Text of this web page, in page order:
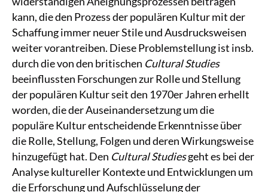
kann, die den Prozess der populären Kultur mit der
Schaffung immer neuer Stile und Ausdrucksweisen
weiter vorantreiben. Diese Problemstellung ist insb.
durch die von den britischen Cultural Studies
beeinflussten Forschungen zur Rolle und Stellung
der populären Kultur seit den 1970er Jahren erhellt
worden, die der Auseinandersetzung um die
populäre Kultur entscheidende Erkenntnisse über
die Rolle, Stellung, Folgen und deren Wirkungsweise
hinzugefügt hat. Den Cultural Studiesgeht es bei der
Analyse kultureller Kontexte und Entwicklungen um
die Erforschung und Aufschlüsselung der